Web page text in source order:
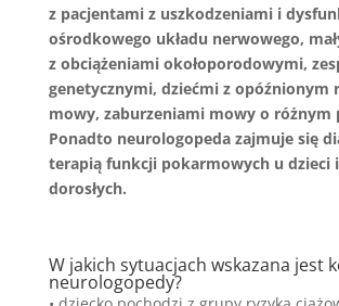
z pacjentami z uszkodzeniami i
ośrodkowego układu nerwowego,
z obciążeniami okołoporodowymi,
genetycznymi, dziećmi z opóźnionym
mowy, zaburzeniami mowy o różnym
Ponadto neurologopeda zajmuje się
terapią funkcji pokarmowych u dzieci
dorosłych.
W jakich sytuacjach wskazana jest
neurologopedy?